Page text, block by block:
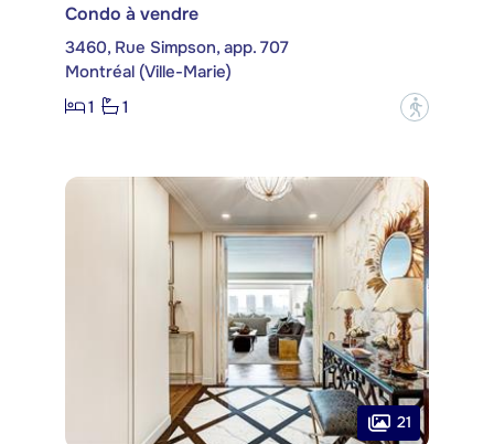
Condo à vendre
3460, Rue Simpson, app. 707
Montréal (Ville-Marie)
1
1 ?
21